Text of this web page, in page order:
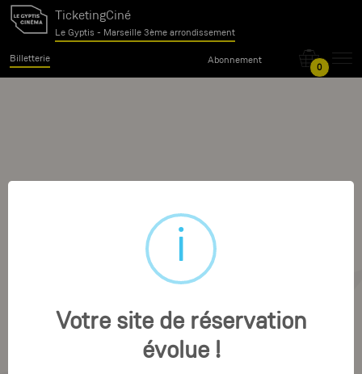
TicketingCiné
Le Gyptis - Marseille 3ème arrondissement
Billetterie Abonnement
0
Votre site de réservation
évolue !